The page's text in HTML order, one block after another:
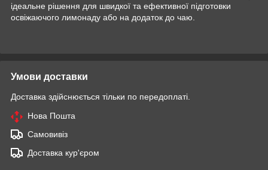
ідеальне рішення для швидкої та ефективної підготовки
освіжаючого лимонаду або на додаток до чаю.
Умови доставки
Доставка здійснюється тільки по передоплаті.
Нова Пошта
Самовивіз
Доставка кур'єром